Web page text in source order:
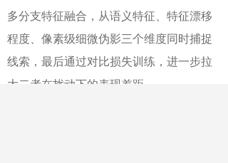
多分支特征融合，从语义特征、特征漂移
程度、像素级细微伪影三个维度同时捕捉
线索，最后通过对比损失训练，进一步拉
大二者在扰动下的表现差距。